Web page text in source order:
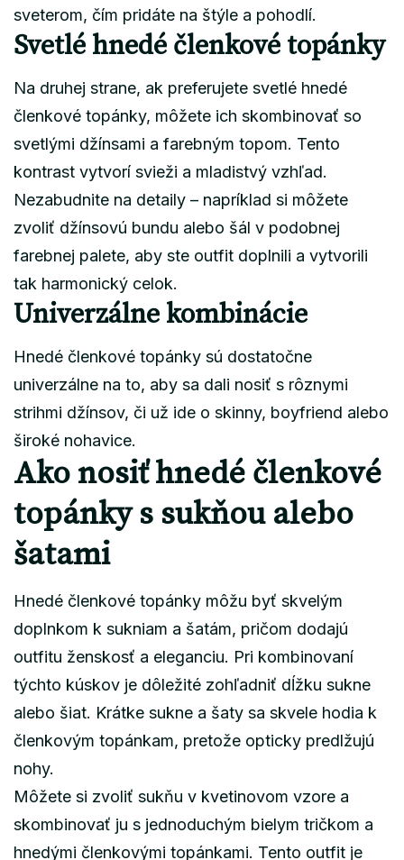
sveterom, čím pridáte na štýle a pohodlí.
Svetlé hnedé členkové topánky
Na druhej strane, ak preferujete svetlé hnedé
členkové topánky, môžete ich skombinovať so
svetlými džínsami a farebným topom. Tento
kontrast vytvorí svieži a mladistvý vzhľad.
Nezabudnite na detaily – napríklad si môžete
zvoliť džínsovú bundu alebo šál v podobnej
farebnej palete, aby ste outfit doplnili a vytvorili
tak harmonický celok.
Univerzálne kombinácie
Hnedé členkové topánky sú dostatočne
univerzálne na to, aby sa dali nosiť s rôznymi
strihmi džínsov, či už ide o skinny, boyfriend alebo
široké nohavice.
Ako nosiť hnedé členkové
topánky s sukňou alebo
šatami
Hnedé členkové topánky môžu byť skvelým
doplnkom k sukniam a šatám, pričom dodajú
outfitu ženskosť a eleganciu. Pri kombinovaní
týchto kúskov je dôležité zohľadniť dĺžku sukne
alebo šiat. Krátke sukne a šaty sa skvele hodia k
členkovým topánkam, pretože opticky predlžujú
nohy.
Môžete si zvoliť sukňu v kvetinovom vzore a
skombinovať ju s jednoduchým bielym tričkom a
hnedými členkovými topánkami. Tento outfit je